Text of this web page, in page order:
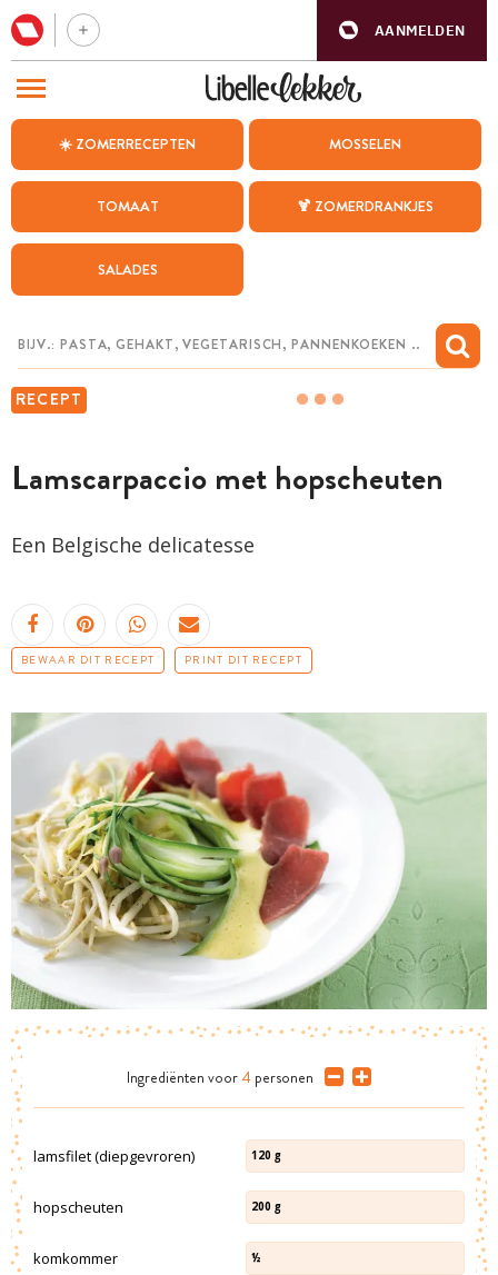
AANMELDEN
☀️ ZOMERRECEPTEN MOSSELEN
TOMAAT 🍹 ZOMERDRANKJES
SALADES
RECEPT
Lamscarpaccio met hopscheuten
Een Belgische delicatesse
BEWAAR DIT RECEPT PRINT DIT RECEPT
Ingrediënten voor 4 personen
lamsfilet (diepgevroren) 120 g
hopscheuten 200 g
komkommer ½
BEZOEK ONZE ANDERE WEBSITES
WEEKMENU
CHAT MET MAIA
MIJN BEWAARDE RECEPTEN